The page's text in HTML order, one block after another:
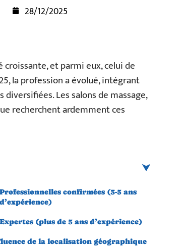
28/12/2025
et parmi eux, celui de
la profession a évolué, intégrant
Les salons de massage,
recherchent ardemment ces
Professionnelles confirmées (3-5 ans
d’expérience)
Expertes (plus de 5 ans d’expérience)
de la localisation géographique